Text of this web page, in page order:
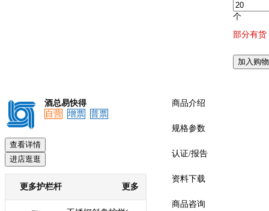
个
部分有货
加入购
酒总易快得
自营
增票 普票
查看详情
进店逛逛
更多护栏杆 更多
商品介绍
规格参数
认证/报告
资料下载
商品咨询